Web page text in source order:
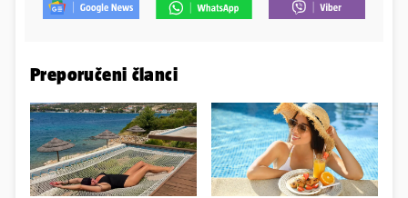
Preporučeni članci